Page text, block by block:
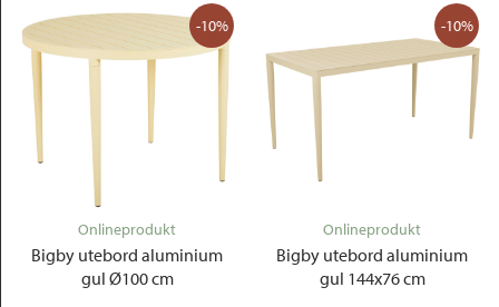
-10%
Bigby utebord aluminium
gul Ø100 cm
Onlineprodukt
-10%
Bigby utebord aluminium
gul 144x76 cm
Onlineprodukt